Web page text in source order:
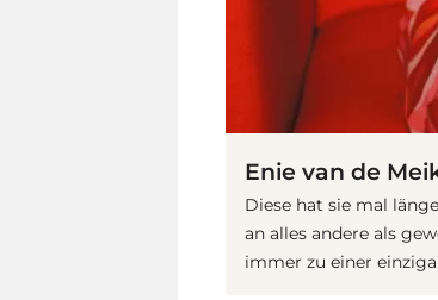
Enie van de
Diese hat sie mal
an alles andere als
immer zu einer